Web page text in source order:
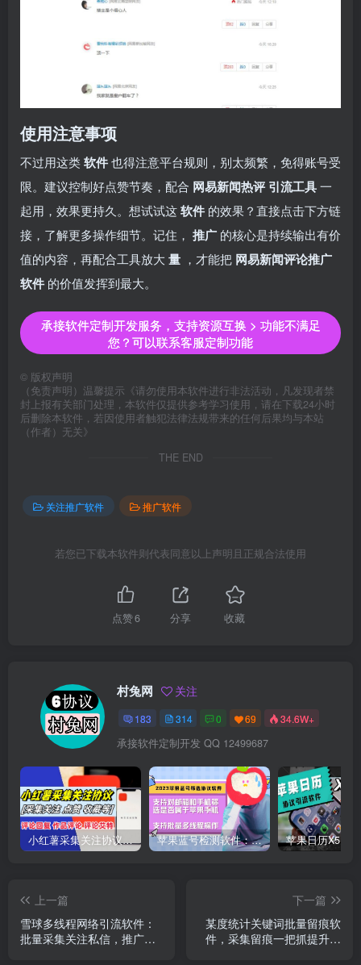
使用注意事项
不过用这类软件也得注意平台规则，别太频繁，免得账号受
限。建议控制好点赞节奏，配合 网易新闻热评 引流工具一
起用，效果更持久。想试试这软件 的效果？直接点击下方链
接，了解更多操作细节。记住， 推广 的核心是持续输出有价
值的内容，再配合工具放大 量 ，才能把 网易新闻评论推广
软件 的价值发挥到最大。
承接软件定制开发服务，支持资源互换 > 功能不满足
您？可以联系客服定制功能
© 版权声明
（免责声明）温馨提示《请勿使用本软件进行非法活动，凡发现者禁
封上报有关部门处理，本软件仅提供参考学习使用，请在下载24小时
后删除本软件，若因使用者触犯法律法规带来的任何后果均与本站
（作者）无关》
THE END
关注推广软件 推广软件
若您已下载本软件则代表同意以上声明且正规合法使用
点赞6 分享 收藏
村兔网 关注
183 314 0 69 34.6W+
承接软件定制开发 QQ 12499687
小红薯采集关注协议软件：支持自定义作品，关注，评论点赞，作品点赞收藏等 苹果蓝号检测软件：检测邮箱和手机是否符合苹果手机的协议软件
上一篇
雪球多线程网络引流软件：
批量采集关注私信，推广效
下一篇
某度统计关键词批量留痕软
件，采集留痕一把抓提升推